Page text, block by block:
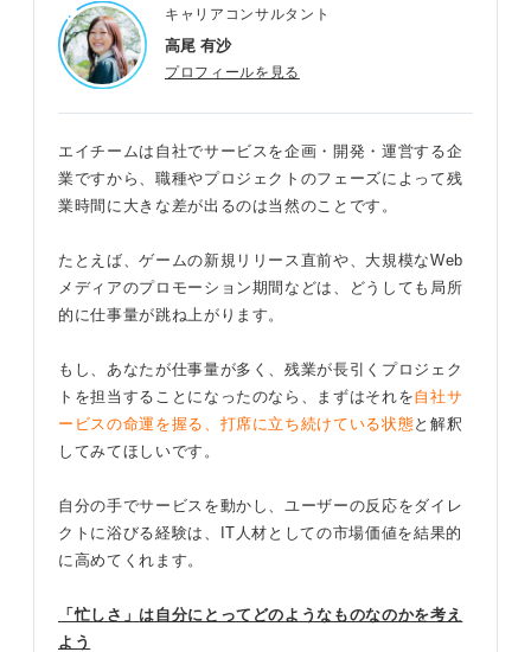
キャリアコンサルタント
高尾 有沙
プロフィールを見る
エイチームは自社でサービスを企画・開発・運営する企
業ですから、職種やプロジェクトのフェーズによって残
業時間に大きな差が出るのは当然のことです。
たとえば、ゲームの新規リリース直前や、大規模なWeb
メディアのプロモーション期間などは、どうしても局所
的に仕事量が跳ね上がります。
もし、あなたが仕事量が多く、残業が長引くプロジェク
トを担当することになったのなら、まずはそれを自社サ
ービスの命運を握る、打席に立ち続けている状態と解釈
してみてほしいです。
自分の手でサービスを動かし、ユーザーの反応をダイレ
クトに浴びる経験は、IT人材としての市場価値を結果的
に高めてくれます。
「忙しさ」 は自分にとってどのようなものなのかを考え
よう